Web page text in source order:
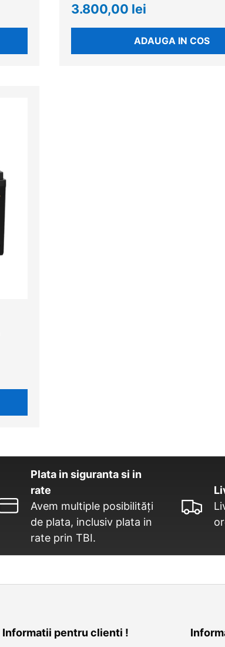
3.800,00 lei
ADAUGA IN COS
Plata in siguranta si in
rate
Avem multiple posibilități
de plata, inclusiv plata in
rate prin TBI.
Informatii pentru clienti !